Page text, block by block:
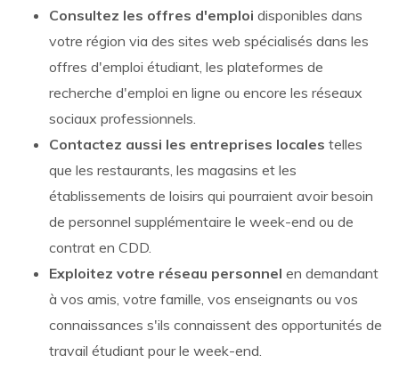
Consultez les offres d'emploi disponibles dans
votre région via des sites web spécialisés dans les
offres d'emploi étudiant, les plateformes de
recherche d'emploi en ligne ou encore les réseaux
sociaux professionnels.
Contactez aussi les entreprises locales telles
que les restaurants, les magasins et les
établissements de loisirs qui pourraient avoir besoin
de personnel supplémentaire le week-end ou de
contrat en CDD.
Exploitez votre réseau personnel en demandant
à vos amis, votre famille, vos enseignants ou vos
connaissances s'ils connaissent des opportunités de
travail étudiant pour le week-end.